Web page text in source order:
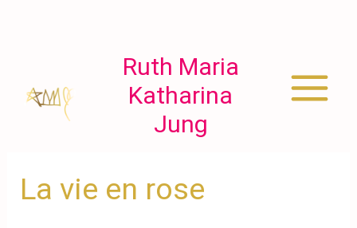
Ruth Maria
Katharina
Jung
Main
La vie en rose